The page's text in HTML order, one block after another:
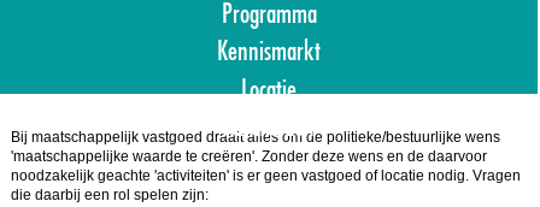
Programma
Kennismarkt
Locatie
Aanmelden
Bij maatschappelijk vastgoed draait alles om de politieke/bestuurlijke wens
'maatschappelijke waarde te creëren'. Zonder deze wens en de daarvoor
noodzakelijk geachte 'activiteiten' is er geen vastgoed of locatie nodig. Vragen
die daarbij een rol spelen zijn: